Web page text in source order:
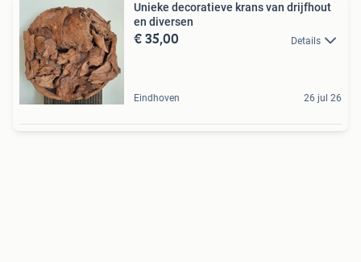
Unieke decoratieve krans van drijfhout
en diversen
€ 35,00 Details
Eindhoven 26 jul 26